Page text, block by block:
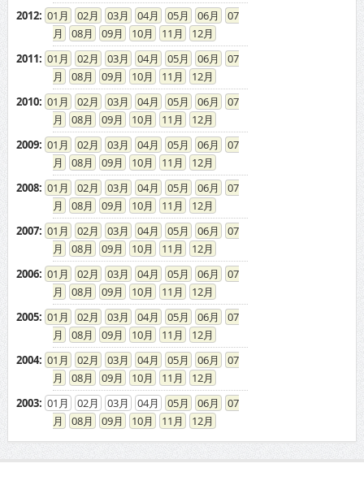
2012: 01 02 03 04 05 06
07
08
09 10 11
12
2011: 01 02 03 04 05 06
07
08
09 10 11
12
2010: 01 02 03 04 05 06
07
08
09 10 11
12
2009: 01 02 03 04 05 06
07
08
09 10 11
12
2008: 01 02 03 04 05 06
07
08
09 10 11
12
2007: 01 02 03 04 05 06
07
08
09 10 11
12
2006: 01 02 03 04 05 06
07
08
09 10 11
12
2005: 01 02 03 04 05 06
07
08
09 10 11
12
2004: 01 02 03 04 05 06
07
08
09 10 11
12
2003: 01 02 03 04 05 06
07
08
09 10 11 12